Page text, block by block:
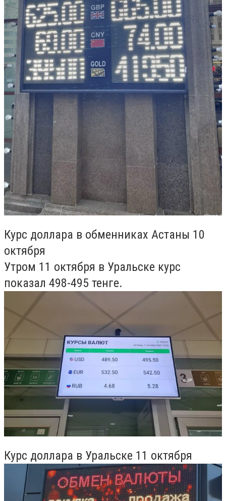
Курс доллара в обменниках Астаны 10
октября
Утром 11 октября в Уральске курс
показал 498-495 тенге.
Курс доллара в Уральске 11 октября